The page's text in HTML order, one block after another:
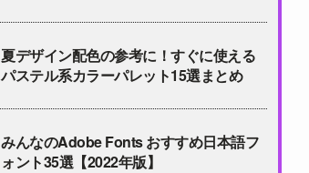
夏デザイン配色の参考に！すぐに使える
パステル系カラーパレット15選まとめ
みんなのAdobe Fonts おすすめ日本語フ
ォント35選【2022年版】